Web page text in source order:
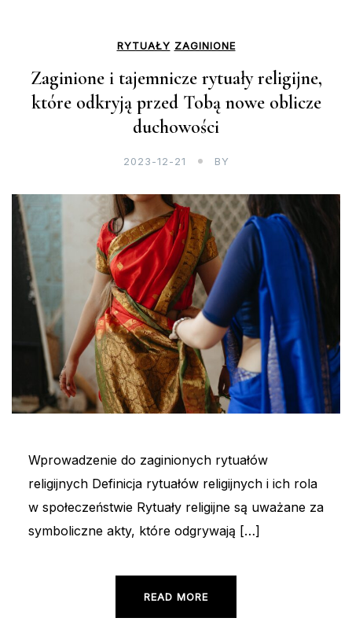
RYTUAŁY ZAGINIONE
Zaginione i tajemnicze rytuały religijne,
które odkryją przed Tobą nowe oblicze
duchowości
2023-12-21 BY
Wprowadzenie do zaginionych rytuałów
religijnych Definicja rytuałów religijnych i ich rola
w społeczeństwie Rytuały religijne są uważane za
symboliczne akty, które odgrywają […]
READ MORE